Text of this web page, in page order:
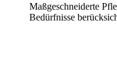
Maßgeschneiderte
Bedürfnisse